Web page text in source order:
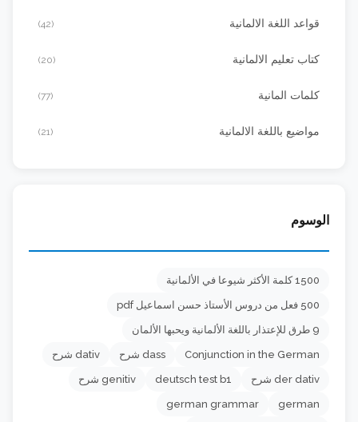
قواعد اللغة الالمانية (42)
كتاب تعليم الالمانية (20)
كلمات المانية (77)
مواضيع باللغة الالمانية (21)
الوسوم
1500 كلمة الأكثر شيوعا في الألمانية
500 فعل من دروس الأستاذ حسن اسماعيل pdf
9 طرق للإعتذار باللغة الألمانية ويحبها الألمان
Conjunction in the German dass شرح dativ شرح
der dativ شرح deutsch test b1 genitiv شرح
german
german grammar